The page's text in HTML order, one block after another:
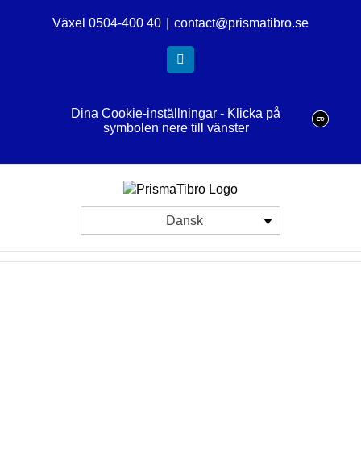
Växel 0504-400 40 contact@prismatibro.se
LinkedIn
Dina Cookie-inställningar - Klicka på
symbolen nere till vänster
Dansk